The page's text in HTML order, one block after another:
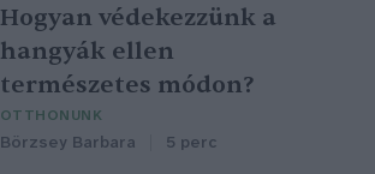
Hogyan védekezzünk a
hangyák ellen
természetes módon?
OTTHONUNK
Börzsey Barbara 5 perc